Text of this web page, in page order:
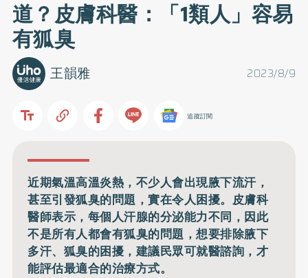
道？皮膚科醫：「1類人」容易
有狐臭
2023/8/9
王韻雅
追蹤訂閱
近期氣溫高溫炎熱，不少人會出現腋下流汗，
甚至引發狐臭的問題，實在令人困擾。皮膚科
醫師表示，每個人汗腺的分泌能力不同，因此
不是所有人都會有狐臭的問題，想要排除腋下
多汗、狐臭的困擾，建議民眾可就醫諮詢，才
能評估最適合的治療方式。